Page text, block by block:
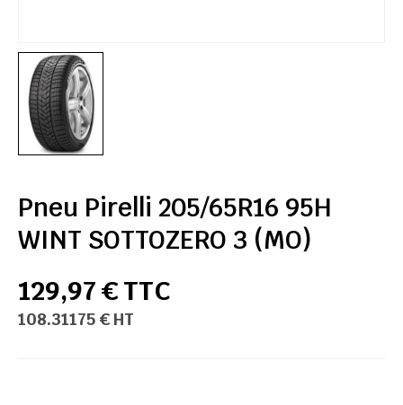
Pneu Pirelli 205/65R16 95H
WINT SOTTOZERO 3 (MO)
129,97 € TTC
108.31175 € HT